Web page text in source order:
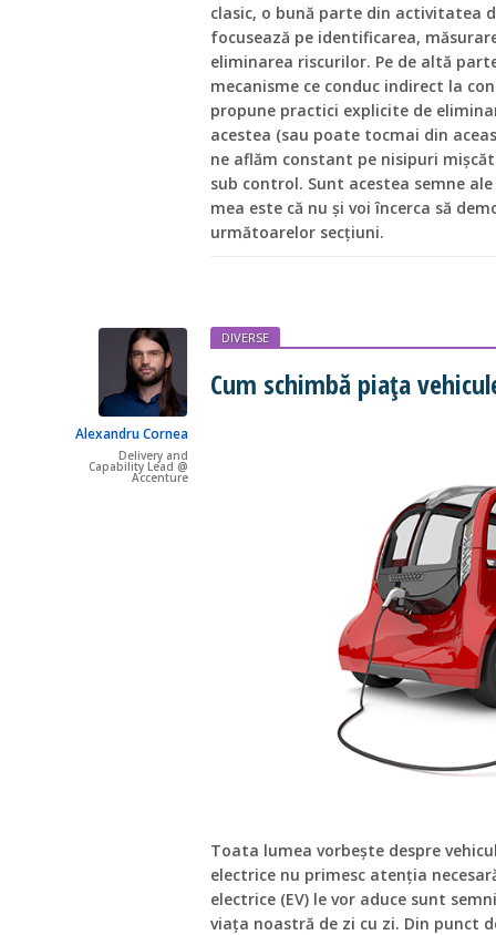
clasic, o bună parte din activitatea
focusează pe identificarea,
eliminarea riscurilor. Pe de altă
mecanisme ce conduc indirect la
propune practici explicite de
acestea (sau poate tocmai din
ne aflăm constant pe nisipuri
sub control. Sunt acestea semne
mea este că nu și voi încerca să
următoarelor secțiuni.
Alexandru Cornea
Delivery and
Capability Lead @
Accenture
DIVERSE
Cum schimbă piața
Toata lumea vorbește despre
electrice nu primesc atenția
electrice (EV) le vor aduce sunt
viața noastră de zi cu zi. Din punct